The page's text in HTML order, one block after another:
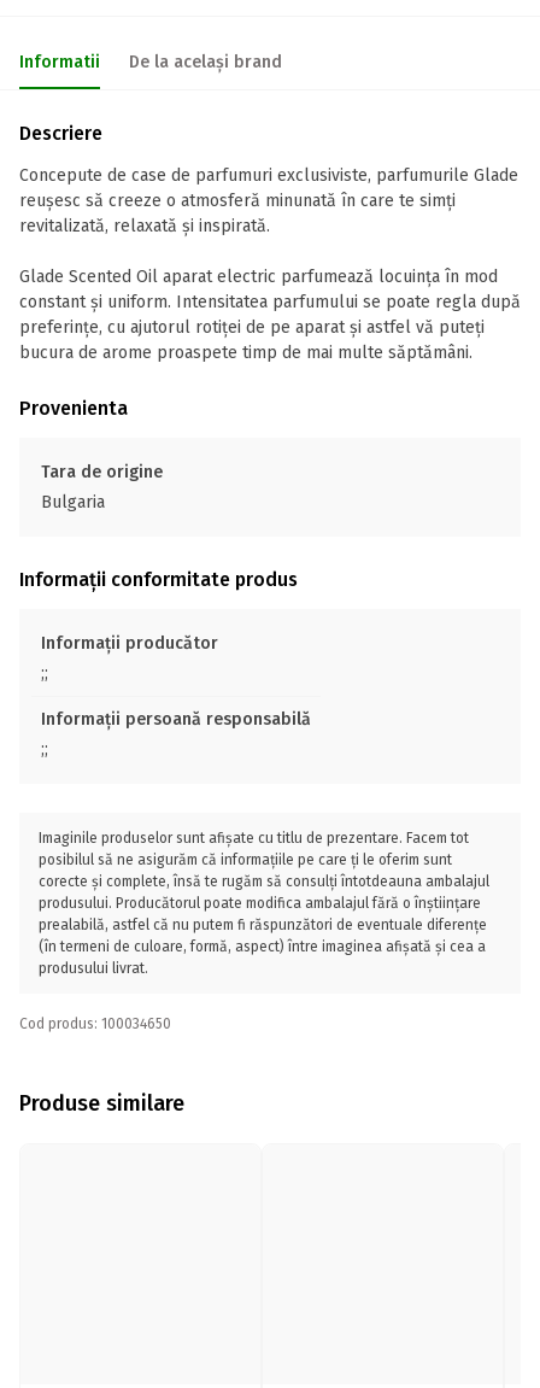
Informatii De la același brand
Descriere
Concepute de case de parfumuri exclusiviste, parfumurile Glade
reușesc să creeze o atmosferă minunată în care te simți
revitalizată, relaxată și inspirată.
Glade Scented Oil aparat electric parfumează locuința în mod
constant și uniform. Intensitatea parfumului se poate regla după
preferințe, cu ajutorul rotiței de pe aparat și astfel vă puteți
bucura de arome proaspete timp de mai multe săptămâni.
Provenienta
Tara de origine
Bulgaria
Informații conformitate produs
Informații producător
;;
Informații persoană responsabilă
;;
Imaginile produselor sunt afișate cu titlu de prezentare. Facem tot
posibilul să ne asigurăm că informațiile pe care ți le oferim sunt
corecte și complete, însă te rugăm să consulți întotdeauna ambalajul
produsului. Producătorul poate modifica ambalajul fără o înștiințare
prealabilă, astfel că nu putem fi răspunzători de eventuale diferențe
(în termeni de culoare, formă, aspect) între imaginea afișată și cea a
produsului livrat.
Cod produs: 100034650
Produse similare